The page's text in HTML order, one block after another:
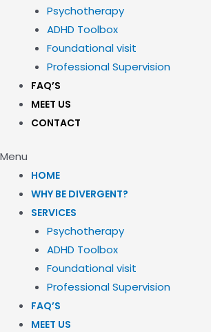
Psychotherapy
ADHD Toolbox
Foundational visit
Professional Supervision
FAQ’S
MEET US
CONTACT
Menu
HOME
WHY BE DIVERGENT?
SERVICES
Psychotherapy
ADHD Toolbox
Foundational visit
Professional Supervision
FAQ’S
MEET US